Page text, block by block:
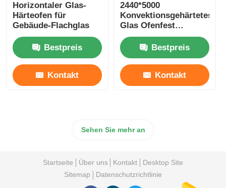
Horizontaler Glas-
Härteofen für
Gebäude-Flachglas
Bestpreis
Kontakt
2440*5000
Konvektionsgehärtetes
Glas Ofenfest
Schulung Wartung
VerfügbarBestpreis
Kontakt
Sehen Sie mehr an
Startseite Über uns Kontakt
Desktop Site
Sitemap
Datenschutzrichtlinie